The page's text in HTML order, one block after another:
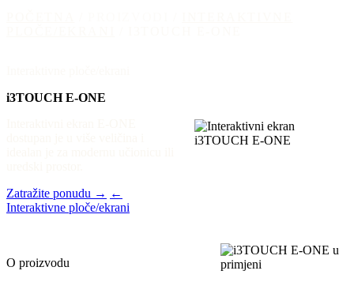
i3TOUCH E-ONE
Zatražite ponudu → ←
Interaktivne ploče/ekrani
O proizvodu